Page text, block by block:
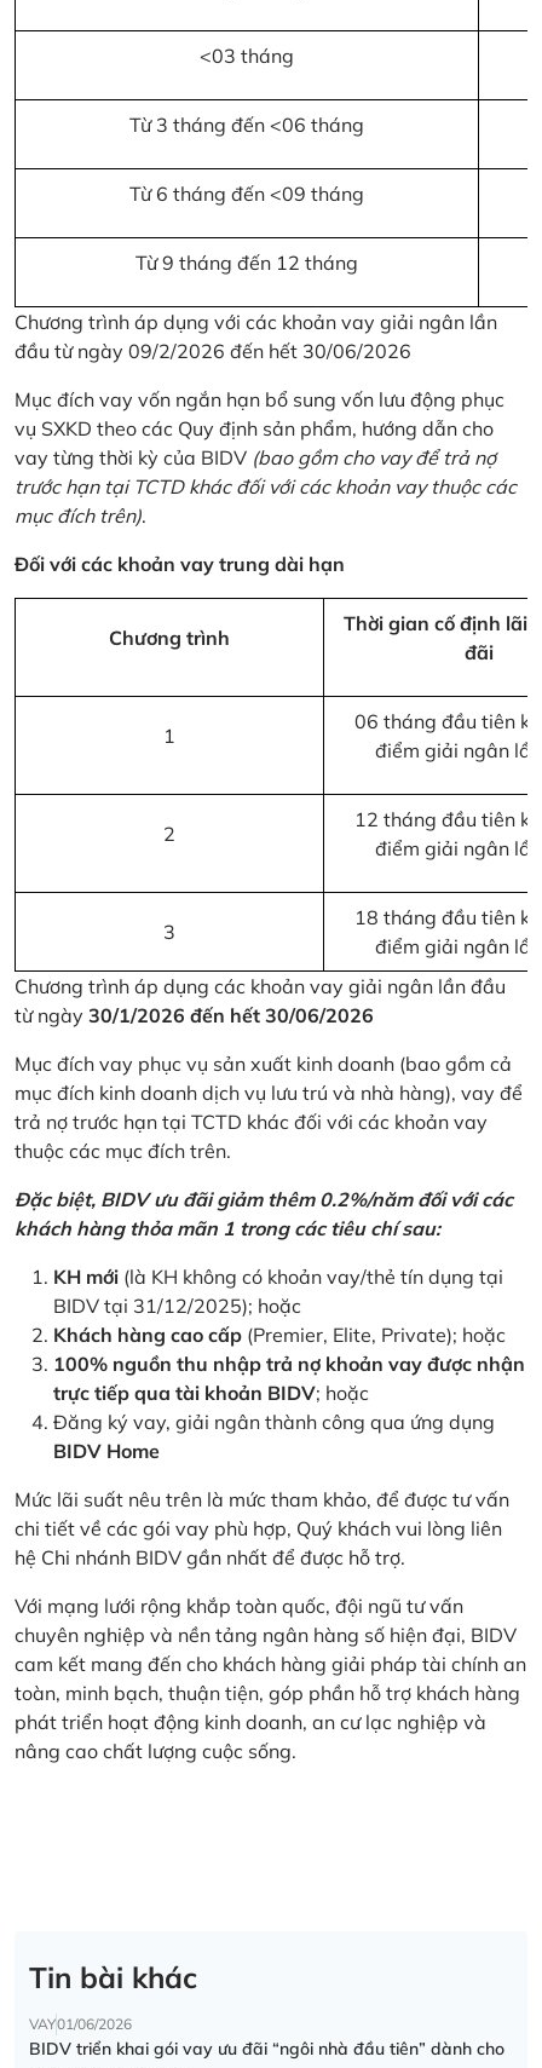
<03 tháng
Từ 3 tháng đến <06 tháng
Từ 6 tháng đến <09 tháng
Từ 9 tháng đến 12 tháng
Chương trình áp dụng với các khoản vay giải ngân lần
đầu từ ngày 09/2/2026 đến hết 30/06/2026
Mục đích vay vốn ngắn hạn bổ sung vốn lưu động phục
vụ SXKD theo các Quy định sản phẩm, hướng dẫn cho
vay từng thời kỳ của BIDV (bao gồm cho vay để trả nợ
trước hạn tại TCTD khác đối với các khoản vay thuộc các
mục đích trên).
Đối với các khoản vay trung dài hạn
Chương trình
Thời gian cố định lãi
đãi
1
06 tháng đầu tiên
điểm giải ngân
2
12 tháng đầu tiên
điểm giải ngân
3
18 tháng đầu tiên
điểm giải ngân
Chương trình áp dụng các khoản vay giải ngân lần đầu
từ ngày 30/1/2026 đến hết 30/06/2026
Mục đích vay phục vụ sản xuất kinh doanh (bao gồm cả
mục đích kinh doanh dịch vụ lưu trú và nhà hàng), vay để
trả nợ trước hạn tại TCTD khác đối với các khoản vay
thuộc các mục đích trên.
Đặc biệt, BIDV ưu đãi giảm thêm 0.2%/năm đối với các
khách hàng thỏa mãn 1 trong các tiêu chí sau:
KH mới (là KH không có khoản vay/thẻ tín dụng tại
BIDV tại 31/12/2025); hoặc
Khách hàng cao cấp (Premier, Elite, Private); hoặc
100% nguồn thu nhập trả nợ khoản vay được nhận
trực tiếp qua tài khoản BIDV; hoặc
Đăng ký vay, giải ngân thành công qua ứng dụng
BIDV Home
Mức lãi suất nêu trên là mức tham khảo, để được tư vấn
chi tiết về các gói vay phù hợp, Quý khách vui lòng liên
hệ Chi nhánh BIDV gần nhất để được hỗ trợ.
Với mạng lưới rộng khắp toàn quốc, đội ngũ tư vấn
chuyên nghiệp và nền tảng ngân hàng số hiện đại, BIDV
cam kết mang đến cho khách hàng giải pháp tài chính an
toàn, minh bạch, thuận tiện, góp phần hỗ trợ khách hàng
phát triển hoạt động kinh doanh, an cư lạc nghiệp và
nâng cao chất lượng cuộc sống.
Tin bài khác
VAY01/06/2026
BIDV triển khai gói vay ưu đãi “ngôi nhà đầu tiên” dành cho